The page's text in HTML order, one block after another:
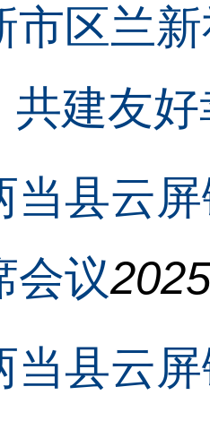
市区兰
共建友
当县云
会议
当县云